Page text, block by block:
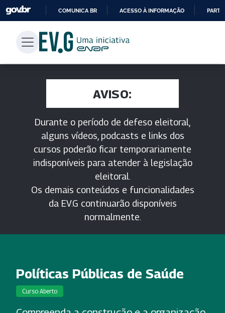
PARA
CONTEÚDO
COMUNICA BR ACESSO À INFORMAÇÃO
AVISO:
Durante o período de defeso eleitoral,
alguns vídeos, podcasts e links dos
cursos poderão ficar temporariamente
indisponíveis para atender à legislação
eleitoral.
Os demais conteúdos e funcionalidades
da EV.G continuarão disponíveis
normalmente.
Políticas Públicas de Saúde
Curso Aberto